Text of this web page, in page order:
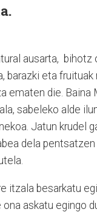
ausarta, bihotz
barazki eta
ematen die. Baina
sabeleko alde
Jatun krudel
dela pentsatzen
itzala besarkatu
ona askatu egingo